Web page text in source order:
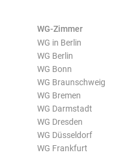
WG-Zimmer
WG in Berlin
WG Berlin
WG Bonn
WG Braunschweig
WG Bremen
WG Darmstadt
WG Dresden
WG Düsseldorf
WG Frankfurt